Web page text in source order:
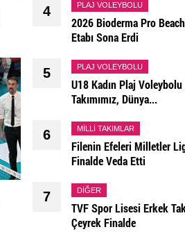
4 PLAJ VOLEYBOLU
2026 Bioderma Pro
Etabı Sona Erdi
5 PLAJ VOLEYBOLU
U18 Kadın Plaj
Takımımız, Dünya...
6 MILLI TAKIMLAR
Filenin Efeleri Milletler
Finalde Veda Etti
7 DIĞER
TVF Spor Lisesi Erkek
Çeyrek Finalde